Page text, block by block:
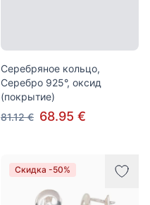
Серебряное кольцо,
Серебро 925°, оксид
(покрытие)
81.12 € 68.95 €
Скидка -50%